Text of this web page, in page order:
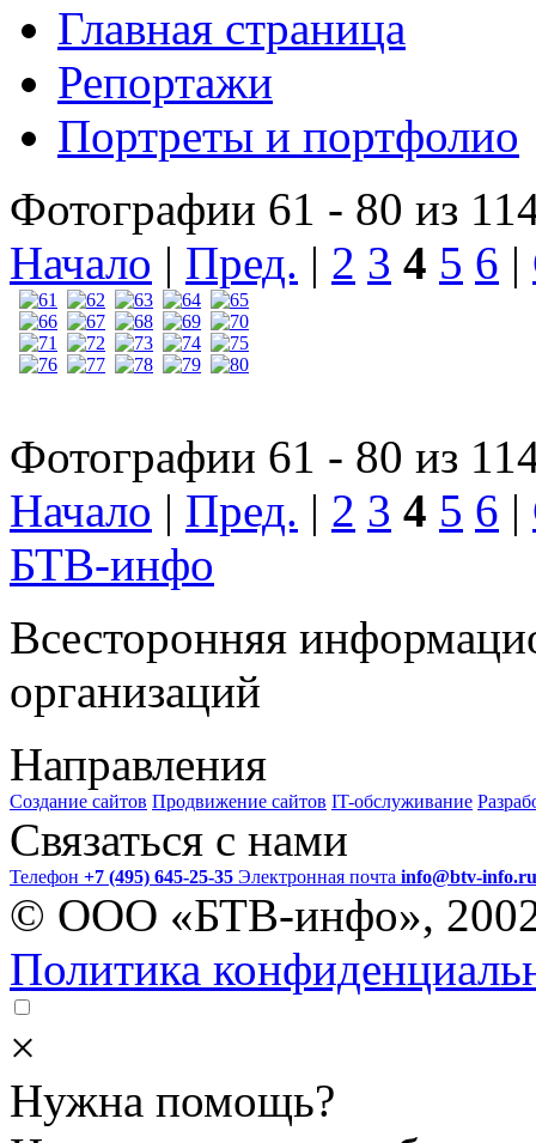
Главная страница
Репортажи
Портреты и портфолио
Фотографии 61 - 80 из
Начало | Пред. | 2 3 4 5 6 |
Фотографии 61 - 80 из
Начало | Пред. | 2 3 4 5 6 |
БТВ-инфо
Всесторонняя
организаций
Направления
Создание сайтов Продвижение сайтов IT-обслуживание
Связаться с нами
Телефон +7 (495) 645-25-35 Электронная почта info@btv-info.ru
© ООО «БТВ-инфо»,
Политика
×
Нужна помощь?